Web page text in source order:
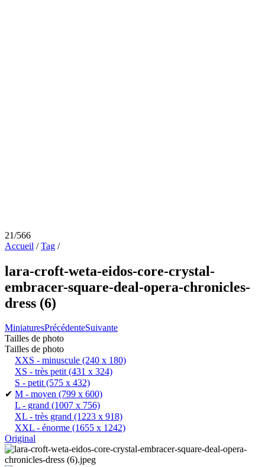
21/566
Accueil /Tag /
lara-croft-weta-eidos-core-crystal-
embracer-square-deal-opera-chronicles-
dress (6)
MiniaturesPrécédenteSuivante
Tailles de photo
Tailles de photo
XXS - minuscule (240 x 180)
XS - très petit(431 x 324)
S - petit(575 x 432)
✔ M - moyen (799 x 600)
L - grand (1007 x 756)
XL - très grand (1223 x 918)
XXL - énorme (1655 x 1242)
Original